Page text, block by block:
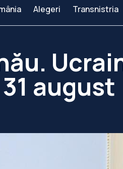
Alegeri Transnistria
august